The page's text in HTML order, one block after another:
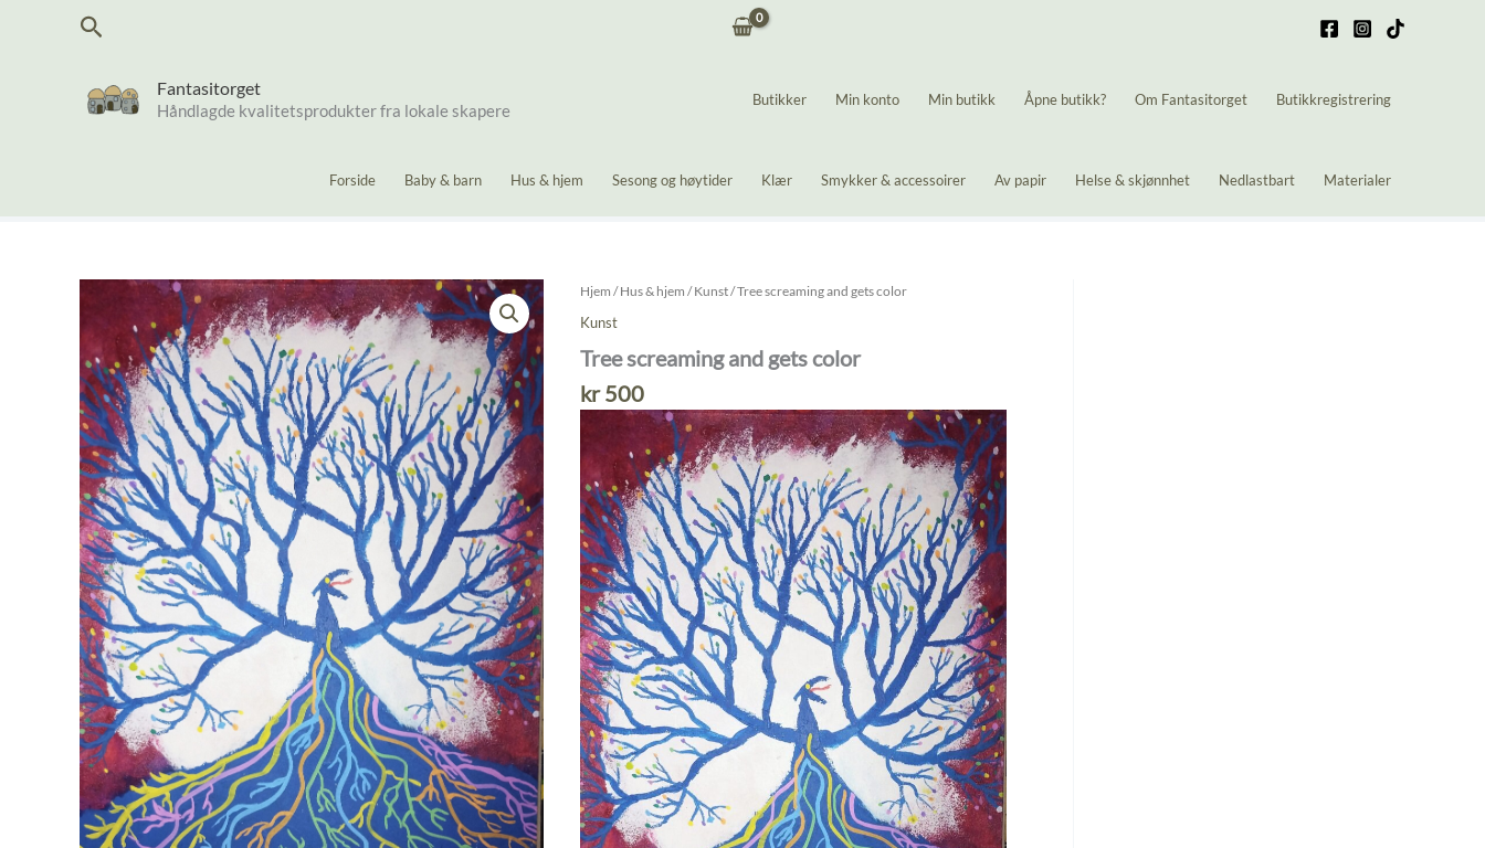
Søk
Fantasitorget
Håndlagde kvalitetsprodukter fra lokale skapere
Butikker Min konto Min butikk Åpne butikk? Om Fantasitorget Butikkregistrering
Forside Baby & barn Hus & hjem Sesong og høytider Klær Smykker & accessoirer Av papir Helse & skjønnhet Nedlastbart Materialer
Hjem /Hus & hjem /Kunst/ Tree screaming and gets color
Kunst
Tree screaming and gets color
kr500